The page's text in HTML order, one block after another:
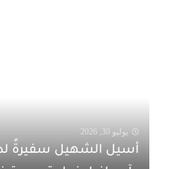
يوليو 30, 2026
أسيل الشهيل سفيرةً